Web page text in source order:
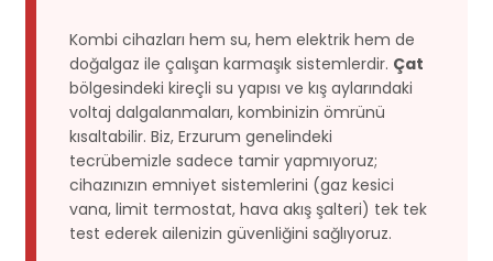
Kombi cihazları hem su, hem elektrik hem de
doğalgaz ile çalışan karmaşık sistemlerdir. Çat
bölgesindeki kireçli su yapısı ve kış aylarındaki
voltaj dalgalanmaları, kombinizin ömrünü
kısaltabilir. Biz, Erzurum genelindeki
tecrübemizle sadece tamir yapmıyoruz;
cihazınızın emniyet sistemlerini (gaz kesici
vana, limit termostat, hava akış şalteri) tek tek
test ederek ailenizin güvenliğini sağlıyoruz.